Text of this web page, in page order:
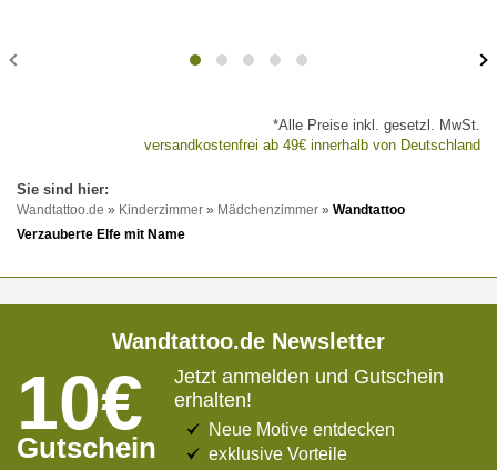
*Alle Preise inkl. gesetzl. MwSt.
versandkostenfrei ab 49€ innerhalb von Deutschland
Wandtattoo.de » Kinderzimmer » Mädchenzimmer » Wandtattoo
Verzauberte Elfe mit Name
Wandtattoo.de Newsletter
10€
Gutschein
Jetzt anmelden und Gutschein
erhalten!
Neue Motive entdecken
exklusive Vorteile